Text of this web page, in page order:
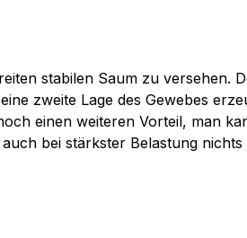
stabilen Saum zu versehen.
zweite Lage des Gewebes
einen weiteren Vorteil, man
bei stärkster Belastung nichts